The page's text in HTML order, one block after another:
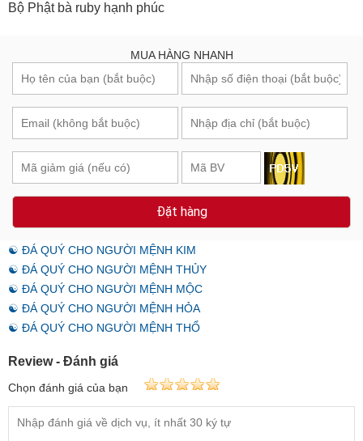
Bộ Phật bà ruby hạnh phúc
MUA HÀNG NHANH
Đặt hàng
☯ ĐÁ QUÝ CHO NGƯỜI MỆNH KIM
☯ ĐÁ QUÝ CHO NGƯỜI MỆNH THỦY
☯ ĐÁ QUÝ CHO NGƯỜI MỆNH MỘC
☯ ĐÁ QUÝ CHO NGƯỜI MỆNH HỎA
☯ ĐÁ QUÝ CHO NGƯỜI MỆNH THỔ
Review - Đánh giá
Chọn đánh giá của bạn